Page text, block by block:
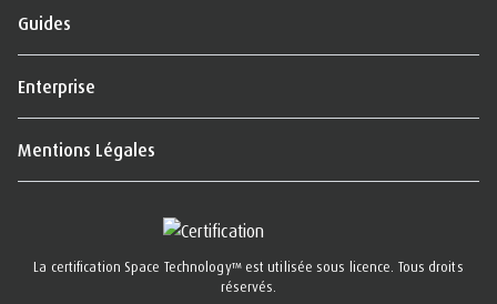
Guides
Enterprise
Mentions Légales
La certification Space Technology™ est utilisée sous licence. Tous droits
réservés.